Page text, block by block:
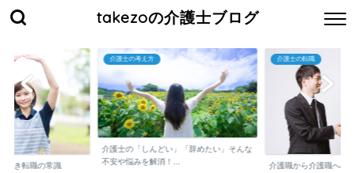
takezoの介護士ブログ
べき転職の常識
介護士の考え方
介護士の「しんどい」「辞めたい」そんな
不安や悩みを解消！...
介護士の転職
介護職から介護職への